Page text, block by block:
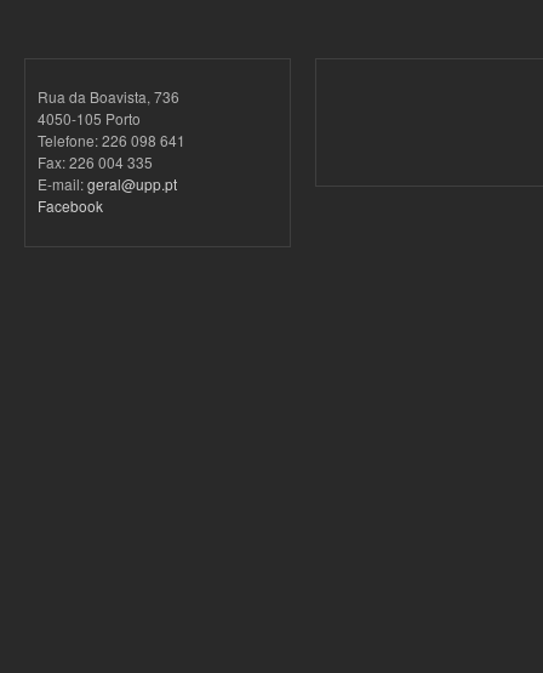
Rua da Boavista, 736
4050-105 Porto
Telefone: 226 098 641
Fax: 226 004 335
E-mail:geral@upp.pt
Facebook